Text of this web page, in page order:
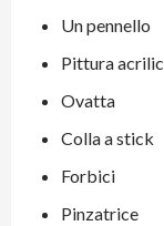
Un pennello
Pittura
Ovatta
Colla a stick
Forbici
Pinzatrice